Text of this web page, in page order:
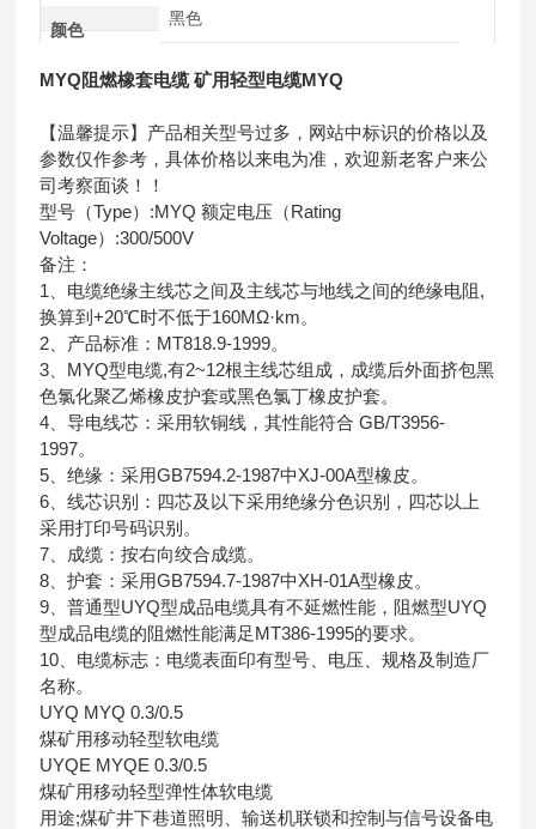
颜色
黑色
MYQ阻燃橡套电缆 矿用轻型电缆MYQ
【温馨提示】产品相关型号过多，网站中标识的价格以及
参数仅作参考，具体价格以来电为准，欢迎新老客户来公
司考察面谈！！
型号（Type）:MYQ 额定电压（Rating
Voltage）:300/500V
备注：
1、电缆绝缘主线芯之间及主线芯与地线之间的绝缘电阻,
换算到+20℃时不低于160MΩ·km。
2、产品标准：MT818.9-1999。
3、MYQ型电缆,有2~12根主线芯组成，成缆后外面挤包黑
色氯化聚乙烯橡皮护套或黑色氯丁橡皮护套。
4、导电线芯：采用软铜线，其性能符合 GB/T3956-
1997。
5、绝缘：采用GB7594.2-1987中XJ-00A型橡皮。
6、线芯识别：四芯及以下采用绝缘分色识别，四芯以上
采用打印号码识别。
7、成缆：按右向绞合成缆。
8、护套：采用GB7594.7-1987中XH-01A型橡皮。
9、普通型UYQ型成品电缆具有不延燃性能，阻燃型UYQ
型成品电缆的阻燃性能满足MT386-1995的要求。
10、电缆标志：电缆表面印有型号、电压、规格及制造厂
名称。
UYQ MYQ 0.3/0.5
煤矿用移动轻型软电缆
UYQE MYQE 0.3/0.5
煤矿用移动轻型弹性体软电缆
用途;煤矿井下巷道照明、输送机联锁和控制与信号设备电